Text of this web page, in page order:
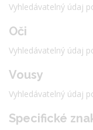
Vyhledávatelný údaj
Oči
Vyhledávatelný údaj
Vousy
Vyhledávatelný údaj
Specifické